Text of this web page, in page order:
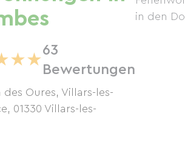
★★
63
Bewertungen
des Oures, Villars-les-
, 01330 Villars-les-